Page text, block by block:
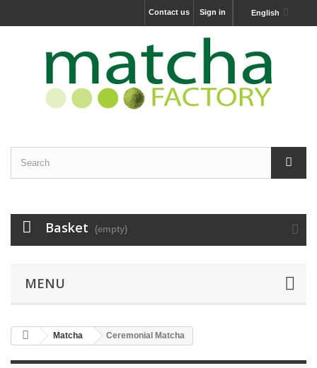
English
Sign in
Contact us
Basket (empty)
MENU
Matcha Ceremonial Matcha